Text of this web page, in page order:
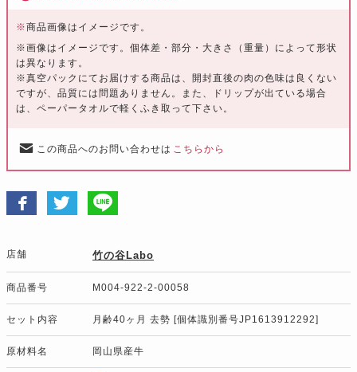
※商品画像はイメージです。
※画像はイメージです。個体差・部分・大きさ（重量）によって形状
は異なります。
※真空パックにてお届けする商品は、開封直後の肉の色味は良くない
ですが、品質には問題ありません。また、ドリップが出ている場合
は、ペーパータオルで軽くふき取って下さい。
この商品へのお問い合わせは こちらから
店舗 竹の谷Labo
商品番号 M004-922-2-00058
セット内容 月齢40ヶ月 去勢 [個体識別番号JP1613912292]
原材料名 岡山県産牛